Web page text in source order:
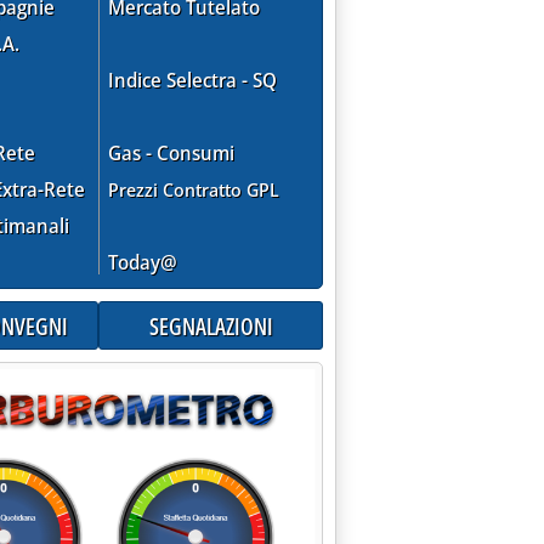
Rete
Mercato Tutelato
Indice Selectra - SQ
Gas - Consumi
Prezzi Contratto GPL
Today@
SEGNALAZIONI